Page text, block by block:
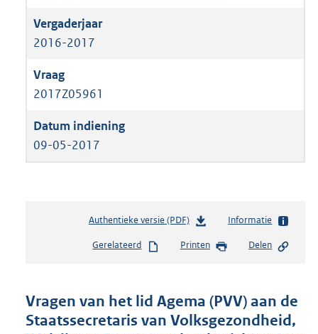
2016-2017
2017Z05961
09-05-2017
Authentieke versie (PDF)b
s
d
s
Informatie
Gerelateerd Printen Delen
Vragen van het lid Agema (PVV) aan de
Staatssecretaris van Volksgezondheid,